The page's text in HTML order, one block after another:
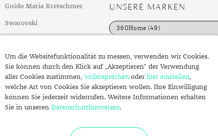
Guido Maria Kretschmer
Swarovski
o
i
e
UNSERE MARKEN
FOLGEN SIE UNS ÜBER SCHMUCK.DE
Fragen zu Ihrer Bestellung?
Kontakt
Um die Websitefunktionalität zu messen, verwenden wir Cookies.
Sie können durch den Klick auf „Akzeptieren“ der Verwendung
aller Cookies zustimmen, widersprechenoder hier einstellen,
welche Art von Cookies Sie akzeptieren wollen. Ihre Einwilligung
können Sie jederzeit widerrufen. Weitere Informationen erhalten
Sie in unseren Datenschutzhinweisen.